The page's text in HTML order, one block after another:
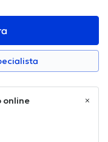
online